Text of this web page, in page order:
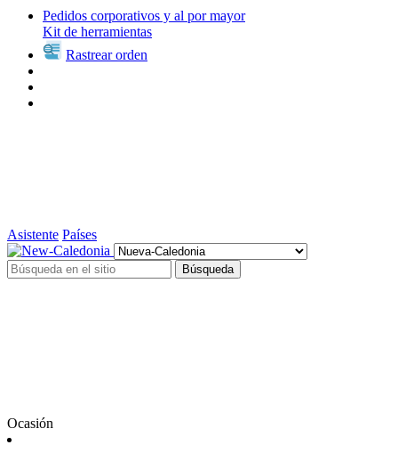
Pedidos corporativos y al por mayor
Kit de herramientas
Rastrear orden
Asistente Países
Búsqueda
Ocasión